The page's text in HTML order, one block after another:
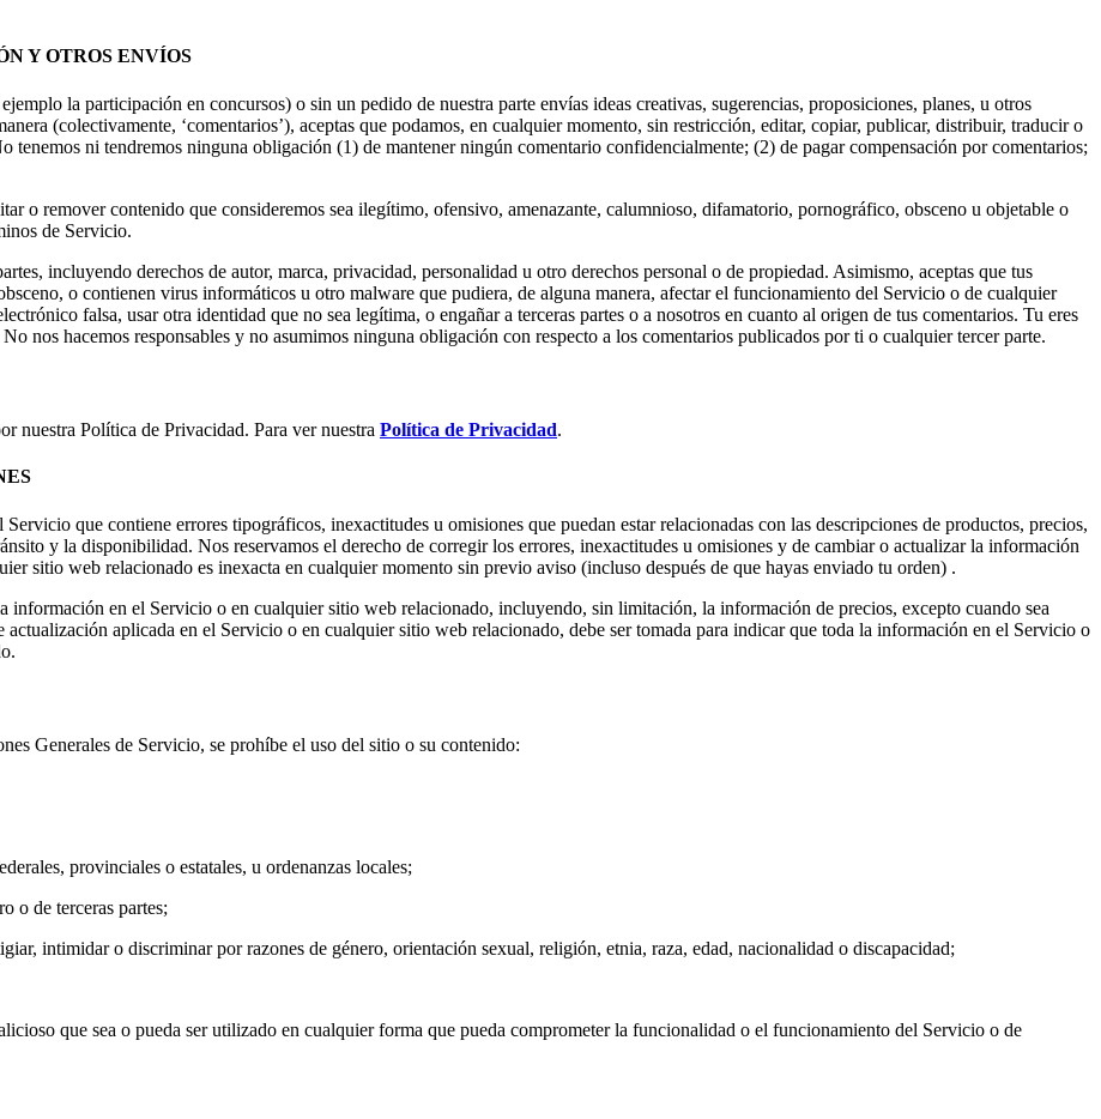
Y OTROS ENVÍOS
la participación en concursos) o sin un pedido de nuestra parte envías ideas creativas, sugerencias, proposiciones, planes, u otros
(colectivamente, ‘comentarios’), aceptas que podamos, en cualquier momento, sin restricción, editar, copiar, publicar, distribuir, traducir o
ni tendremos ninguna obligación (1) de mantener ningún comentario confidencialmente; (2) de pagar compensación por comentarios;
o remover contenido que consideremos sea ilegítimo, ofensivo, amenazante, calumnioso, difamatorio, pornográfico, obsceno u objetable o
de Servicio.
incluyendo derechos de autor, marca, privacidad, personalidad u otro derechos personal o de propiedad. Asimismo, aceptas que tus
o contienen virus informáticos u otro malware que pudiera, de alguna manera, afectar el funcionamiento del Servicio o de cualquier
falsa, usar otra identidad que no sea legítima, o engañar a terceras partes o a nosotros en cuanto al origen de tus comentarios. Tu eres
nos hacemos responsables y no asumimos ninguna obligación con respecto a los comentarios publicados por ti o cualquier tercer parte.
nuestra Política de Privacidad. Para ver nuestra Política de Privacidad.
que contiene errores tipográficos, inexactitudes u omisiones que puedan estar relacionadas con las descripciones de productos, precios,
y la disponibilidad. Nos reservamos el derecho de corregir los errores, inexactitudes u omisiones y de cambiar o actualizar la información
sitio web relacionado es inexacta en cualquier momento sin previo aviso (incluso después de que hayas enviado tu orden) .
en el Servicio o en cualquier sitio web relacionado, incluyendo, sin limitación, la información de precios, excepto cuando sea
aplicada en el Servicio o en cualquier sitio web relacionado, debe ser tomada para indicar que toda la información en el Servicio o
Generales de Servicio, se prohíbe el uso del sitio o su contenido:
provinciales o estatales, u ordenanzas locales;
o de terceras partes;
intimidar o discriminar por razones de género, orientación sexual, religión, etnia, raza, edad, nacionalidad o discapacidad;
que sea o pueda ser utilizado en cualquier forma que pueda comprometer la funcionalidad o el funcionamiento del Servicio o de